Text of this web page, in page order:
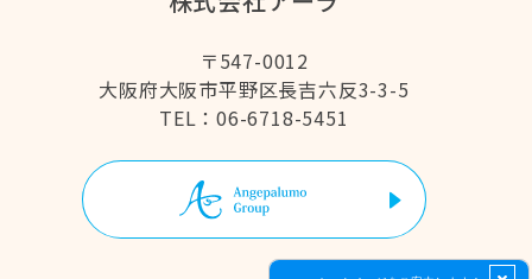
〒547-0012
大阪府大阪市平野区長吉六反3-3-5
TEL：06-6718-5451